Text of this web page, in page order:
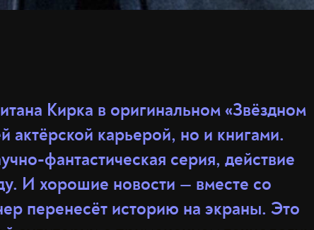
Кирка в оригинальном «Звёздном
актёрской карьерой, но и книгами.
фантастическая серия, действие
И хорошие новости — вместе со
перенесёт историю на экраны. Это